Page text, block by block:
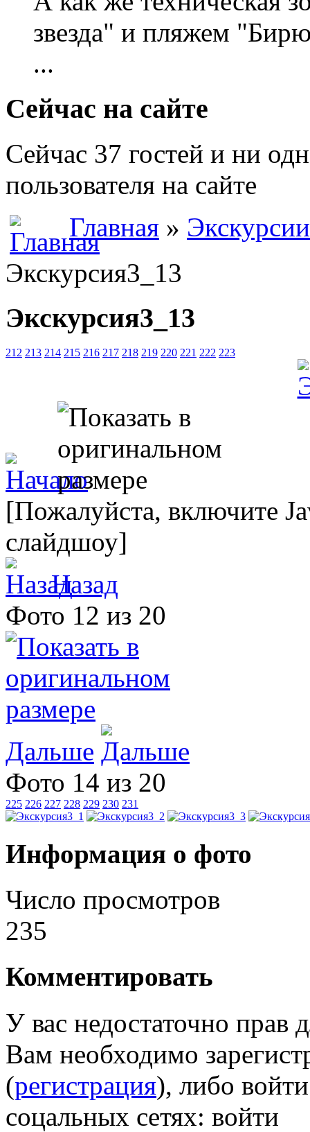
звезда" и пляжем
...
Сейчас на сайте
Сейчас 37 гостей и ни
пользователя на сайте
Главная » Экскурсии
Экскурсия3_13
Экскурсия3_13
212 213 214 215 216 217 218 219 220 221 222 223
[Пожалуйста, включите
слайдшоу]
Назад
Фото 12 из 20
Дальше
Фото 14 из 20
225 226 227 228 229 230 231
Информация о фото
Число просмотров
235
Комментировать
У вас недостаточно прав
Вам необходимо
(регистрация), либо
соцальных сетях: войти